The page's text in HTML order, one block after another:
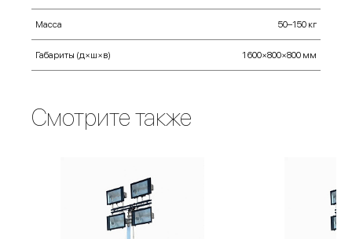
Масса 50–150 кг
Габариты (д×ш×в) 1 600×800×800 мм
Смотрите также